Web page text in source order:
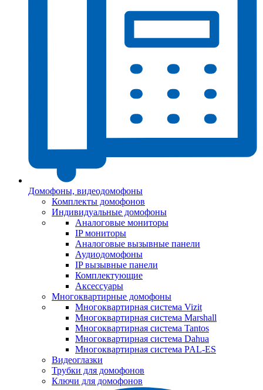
Домофоны, видеодомофоны
Комплекты домофонов
Индивидуальные домофоны
Аналоговые мониторы
IP мониторы
Аналоговые вызывные панели
Аудиодомофоны
IP вызывные панели
Комплектующие
Аксессуары
Многоквартирные домофоны
Многоквартирная система Vizit
Многоквартирная система Marshall
Многоквартирная система Tantos
Многоквартирная система Dahua
Многоквартирная система PAL-ES
Видеоглазки
Трубки для домофонов
Ключи для домофонов